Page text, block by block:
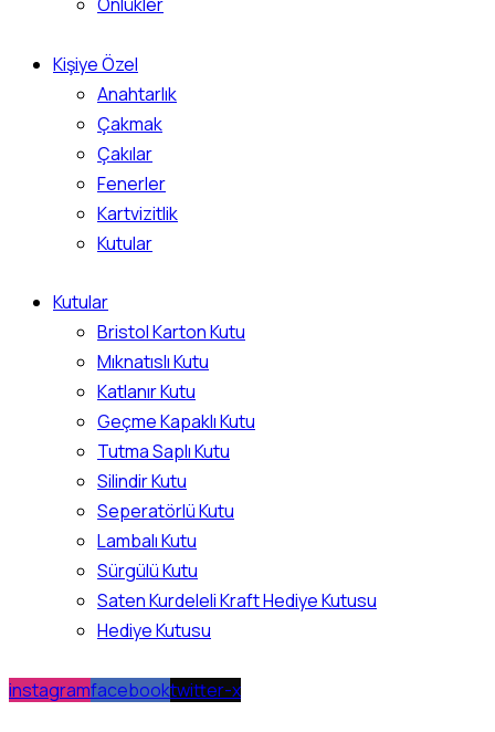
Kişiye Özel
Anahtarlık
Çakmak
Çakılar
Fenerler
Kartvizitlik
Kutular
Kutular
Bristol Karton Kutu
Mıknatıslı Kutu
Katlanır Kutu
Geçme Kapaklı Kutu
Tutma Saplı Kutu
Silindir Kutu
Seperatörlü Kutu
Lambalı Kutu
Sürgülü Kutu
Saten Kurdeleli Kraft Hediye Kutusu
Hediye Kutusu
instagramfacebooktwitter-x